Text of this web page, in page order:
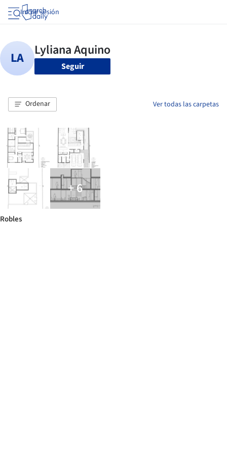
Iniciar sesión
Seguir
Ordenar Ver todas las carpetas
+ 6
Robles